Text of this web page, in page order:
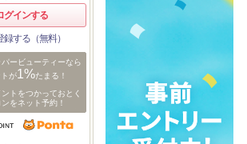
グインする
録する（無料）
ービューティーなら
が1%たまる！
トをつかっておとく
をネット予約！